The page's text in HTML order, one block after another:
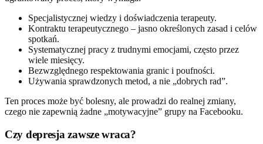
Specjalistycznej wiedzy i doświadczenia terapeuty.
Kontraktu terapeutycznego – jasno określonych zasad i celów
spotkań.
Systematycznej pracy z trudnymi emocjami, często przez
wiele miesięcy.
Bezwzględnego respektowania granic i poufności.
Używania sprawdzonych metod, a nie „dobrych rad”.
Ten proces może być bolesny, ale prowadzi do realnej zmiany,
czego nie zapewnią żadne „motywacyjne” grupy na Facebooku.
Czy depresja zawsze wraca?